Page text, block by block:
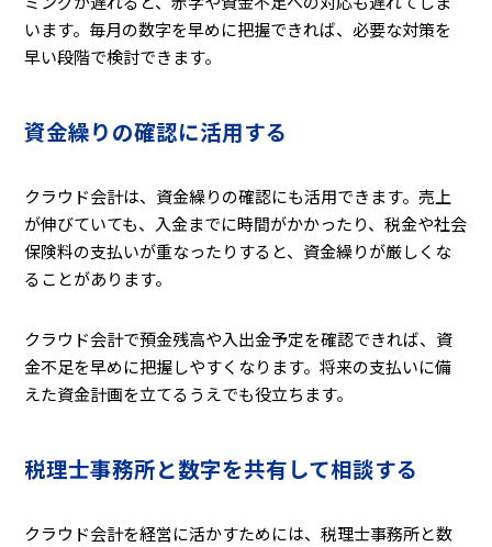
います。毎月の数字を早めに把握できれば、必要な対策を
早い段階で検討できます。
資金繰りの確認に活用する
クラウド会計は、資金繰りの確認にも活用できます。売上
が伸びていても、入金までに時間がかかったり、税金や社会
保険料の支払いが重なったりすると、資金繰りが厳しくな
ることがあります。
クラウド会計で預金残高や入出金予定を確認できれば、資
金不足を早めに把握しやすくなります。将来の支払いに備
えた資金計画を立てるうえでも役立ちます。
税理士事務所と数字を共有して相談する
クラウド会計を経営に活かすためには、税理士事務所と数